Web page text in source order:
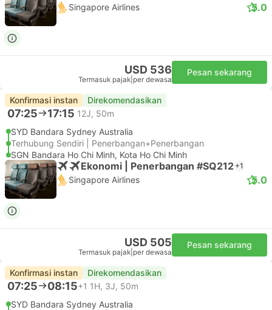
Singapore Airlines 5.0
USD 536
Termasuk pajak per dewasa
Pesan sekarang
Konfirmasi instan Direkomendasikan
07:25 17:15 12J, 50m
SYD Bandara Sydney Australia
Terhubung Sendiri | Penerbangan+Penerbangan
SGN Bandara Ho Chi Minh, Kota Ho Chi Minh
Ekonomi | Penerbangan #SQ212 +1
Singapore Airlines 5.0
USD 505
Termasuk pajak per dewasa
Pesan sekarang
Konfirmasi instan Direkomendasikan
07:25 08:15+1 1H, 3J, 50m
SYD Bandara Sydney Australia